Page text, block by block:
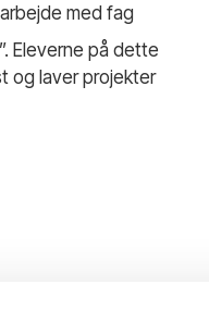
med fag
Eleverne på dette
og laver projekter